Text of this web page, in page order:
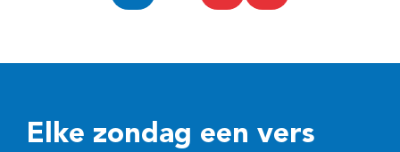
Elke zondag een vers